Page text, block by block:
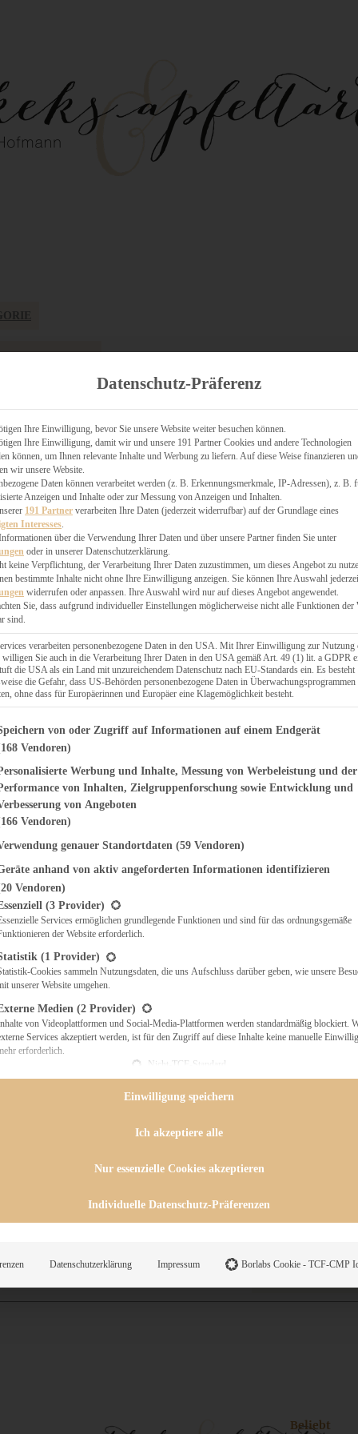
KÄSEKUCHEN
& QUICHES
Beliebt
Datenschutz-Präferenz
Ihre Einwilligung, bevor Sie unsere Website weiter besuchen können.
Ihre Einwilligung, damit wir und unsere 191 Partner Cookies und andere Technologien
können, um Ihnen relevante Inhalte und Werbung zu liefern. Auf diese Weise finanzieren
wir unsere Website.
Daten können verarbeitet werden (z. B. Erkennungsmerkmale, IP-Adressen), z. B.
Anzeigen und Inhalte oder zur Messung von Anzeigen und Inhalten.
191 Partner verarbeiten Ihre Daten (jederzeit widerrufbar) auf der Grundlage eines
Interesses.
über die Verwendung Ihrer Daten und über unsere Partner finden Sie unter
oder in unserer Datenschutzerklärung.
keine Verpflichtung, der Verarbeitung Ihrer Daten zuzustimmen, um dieses Angebot zu
bestimmte Inhalte nicht ohne Ihre Einwilligung anzeigen. Sie können Ihre Auswahl
widerrufen oder anpassen. Ihre Auswahl wird nur auf dieses Angebot angewendet.
Sie, dass aufgrund individueller Einstellungen möglicherweise nicht alle Funktionen der
sind.
verarbeiten personenbezogene Daten in den USA. Mit Ihrer Einwilligung zur Nutzung
willigen Sie auch in die Verarbeitung Ihrer Daten in den USA gemäß Art. 49 (1) lit. a GDPR
die USA als ein Land mit unzureichendem Datenschutz nach EU-Standards ein. Es besteht
die Gefahr, dass US-Behörden personenbezogene Daten in Überwachungsprogrammen
ohne dass für Europäerinnen und Europäer eine Klagemöglichkeit besteht.
finden Sie eine Liste der Zwecke des IAB Transparency and
von oder Zugriff auf Informationen auf einem Endgerät
Vendoren)
Werbung und Inhalte, Messung von Werbeleistung und der
von Inhalten, Zielgruppenforschung sowie Entwicklung und
von Angeboten
Vendoren)
genauer Standortdaten (59 Vendoren)
anhand von aktiv angeforderten Informationen identifizieren
Vendoren)
eine Liste der Service-Gruppen, für die eine Einwilligung erteilt werden
(3 Provider)
Services ermöglichen grundlegende Funktionen und sind für das ordnungsgemäße
der Website erforderlich.
(1 Provider)
Cookies sammeln Nutzungsdaten, die uns Aufschluss darüber geben, wie unsere
unserer Website umgehen.
Medien (2 Provider)
von Videoplattformen und Social-Media-Plattformen werden standardmäßig blockiert.
Services akzeptiert werden, ist für den Zugriff auf diese Inhalte keine manuelle
erforderlich.
Nicht-TCF-Standard
Einwilligung speichern
Ich akzeptiere alle
Nur essenzielle Cookies akzeptieren
Individuelle Datenschutz-Präferenzen
Datenschutzerklärung Impressum Borlabs Cookie - TCF-CMP